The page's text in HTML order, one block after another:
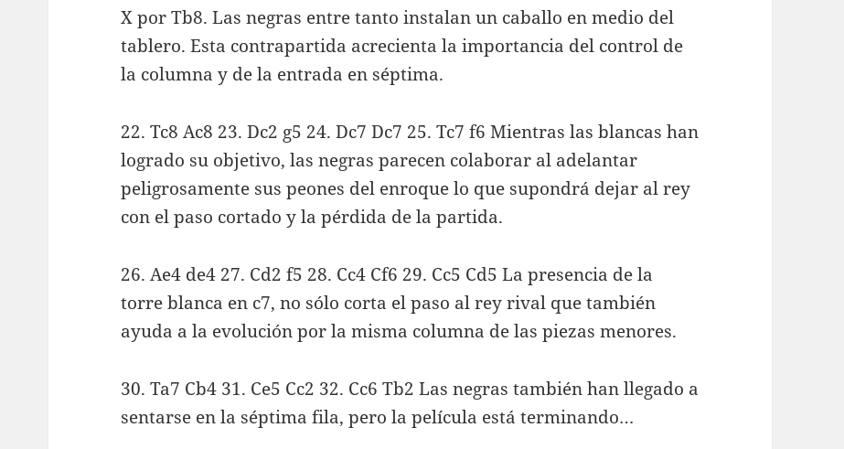
X por Tb8. Las negras entre tanto instalan un caballo en medio del
tablero. Esta contrapartida acrecienta la importancia del control de
la columna y de la entrada en séptima.
22. Tc8 Ac8 23. Dc2 g5 24. Dc7 Dc7 25. Tc7 f6 Mientras las blancas han
logrado su objetivo, las negras parecen colaborar al adelantar
peligrosamente sus peones del enroque lo que supondrá dejar al rey
con el paso cortado y la pérdida de la partida.
26. Ae4 de4 27. Cd2 f5 28. Cc4 Cf6 29. Cc5 Cd5 La presencia de la
torre blanca en c7, no sólo corta el paso al rey rival que también
ayuda a la evolución por la misma columna de las piezas menores.
30. Ta7 Cb4 31. Ce5 Cc2 32. Cc6 Tb2 Las negras también han llegado a
sentarse en la séptima fila, pero la película está terminando…